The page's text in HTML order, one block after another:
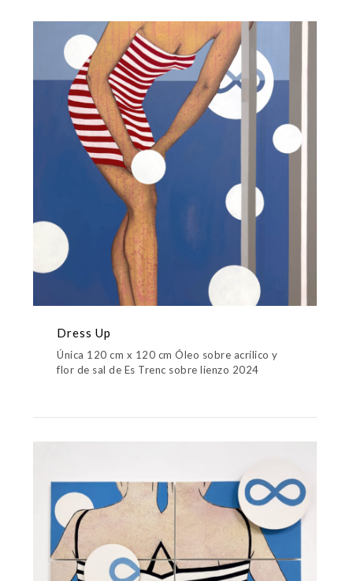
Dress Up
Única 120 cm x 120 cm Óleo sobre acrílico y
flor de sal de Es Trenc sobre lienzo 2024